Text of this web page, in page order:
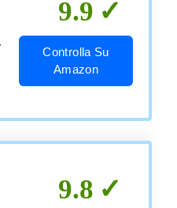
9.9
Controlla Su
Amazon
9.8